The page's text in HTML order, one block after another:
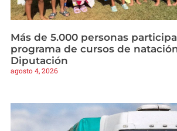
Más de 5.000 personas
programa de cursos de
Diputación
agosto 4, 2026